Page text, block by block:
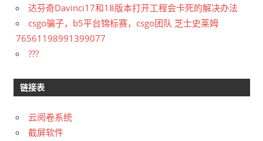
达芬奇Davinci17和18版本打开工程会卡死的解决办法
csgo骗子，b5平台锦标赛，csgo团队 芝士史莱姆
76561198991399077
???
链接表
云阅卷系统
截屏软件